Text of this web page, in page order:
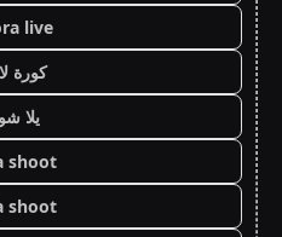
live
كورة
يلا
shoot
shoot